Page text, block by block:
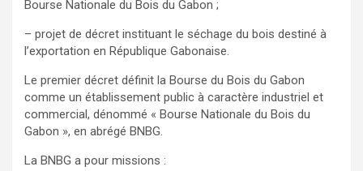
Bourse Nationale du Bois du Gabon ;
– projet de décret instituant le séchage du bois destiné à
l’exportation en République Gabonaise.
Le premier décret définit la Bourse du Bois du Gabon
comme un établissement public à caractère industriel et
commercial, dénommé « Bourse Nationale du Bois du
Gabon », en abrégé BNBG.
La BNBG a pour missions :